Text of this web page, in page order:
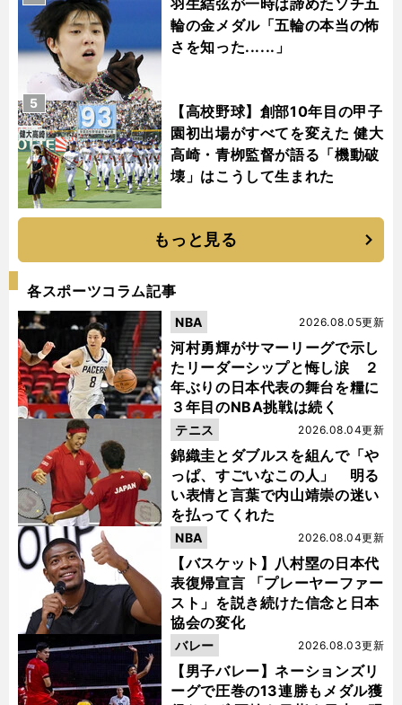
羽生結弦が一時は諦めたソチ五
輪の金メダル「五輪の本当の怖
さを知った......」
【高校野球】創部10年目の甲子
園初出場がすべてを変えた 健大
高崎・青栁監督が語る「機動破
壊」はこうして生まれた
5
もっと見る
各スポーツコラム記事
河村勇輝がサマーリーグで示し
たリーダーシップと悔し涙 ２
年ぶりの日本代表の舞台を糧に
３年目のNBA挑戦は続く
2026.08.05更新
NBA
錦織圭とダブルスを組んで「や
っぱ、すごいなこの人」 明る
い表情と言葉で内山靖崇の迷い
を払ってくれた
2026.08.04更新
テニス
【バスケット】八村塁の日本代
表復帰宣言 「プレーヤーファー
スト」を説き続けた信念と日本
協会の変化
2026.08.04更新
NBA
【男子バレー】ネーションズリ
ーグで圧巻の13連勝もメダル獲
2026.08.03更新
バレー